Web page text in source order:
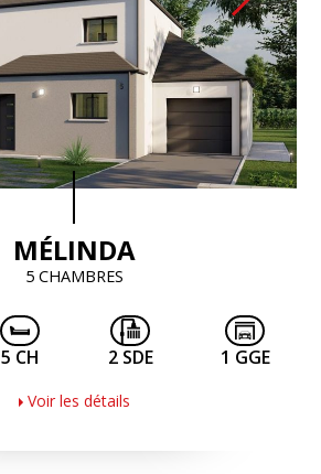
MÉLINDA
5 CHAMBRES
5 CH 2 SDE 1 GGE
Voir les détails